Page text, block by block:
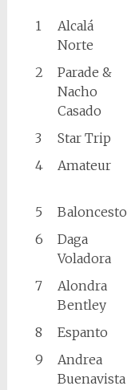
1
Alcalá
Norte
2
Parade &
Nacho
Casado
3 Star Trip
4
Amateur
5
Baloncesto
6
Daga
Voladora
7
Alondra
Bentley
8 Espanto
9
Andrea
Buenavista